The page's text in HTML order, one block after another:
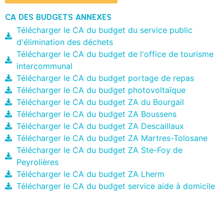
CA DES BUDGETS ANNEXES
Télécharger le CA du budget du service public
d'élimination des déchets
Télécharger le CA du budget de l'office de tourisme
intercommunal
Télécharger le CA du budget portage de repas
Télécharger le CA du budget photovoltaïque
Télécharger le CA du budget ZA du Bourgail
Télécharger le CA du budget ZA Boussens
Télécharger le CA du budget ZA Descaillaux
Télécharger le CA du budget ZA Martres-Tolosane
Télécharger le CA du budget ZA Ste-Foy de
Peyrolières
Télécharger le CA du budget ZA Lherm
Télécharger le CA du budget service aide à domicile